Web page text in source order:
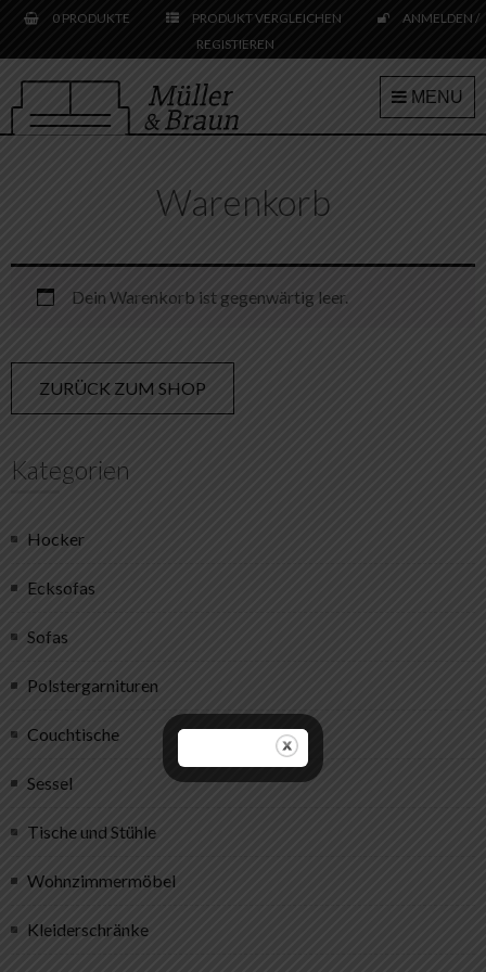
Skip
content
0 PRODUKTE PRODUKT VERGLEICHEN
ANMELDEN /
REGISTIEREN
MENU
Warenkorb
Dein Warenkorb ist gegenwärtig leer.
ZURÜCK ZUM SHOP
Kategorien
Hocker
Ecksofas
Sofas
Polstergarnituren
Couchtische
Sessel
Tische und Stühle
Wohnzimmer­möbel
Kleiderschränke